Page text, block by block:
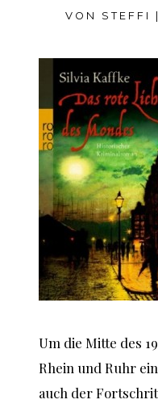
VON STEFFI
Um die Mitte des
Rhein und Ruhr
auch der